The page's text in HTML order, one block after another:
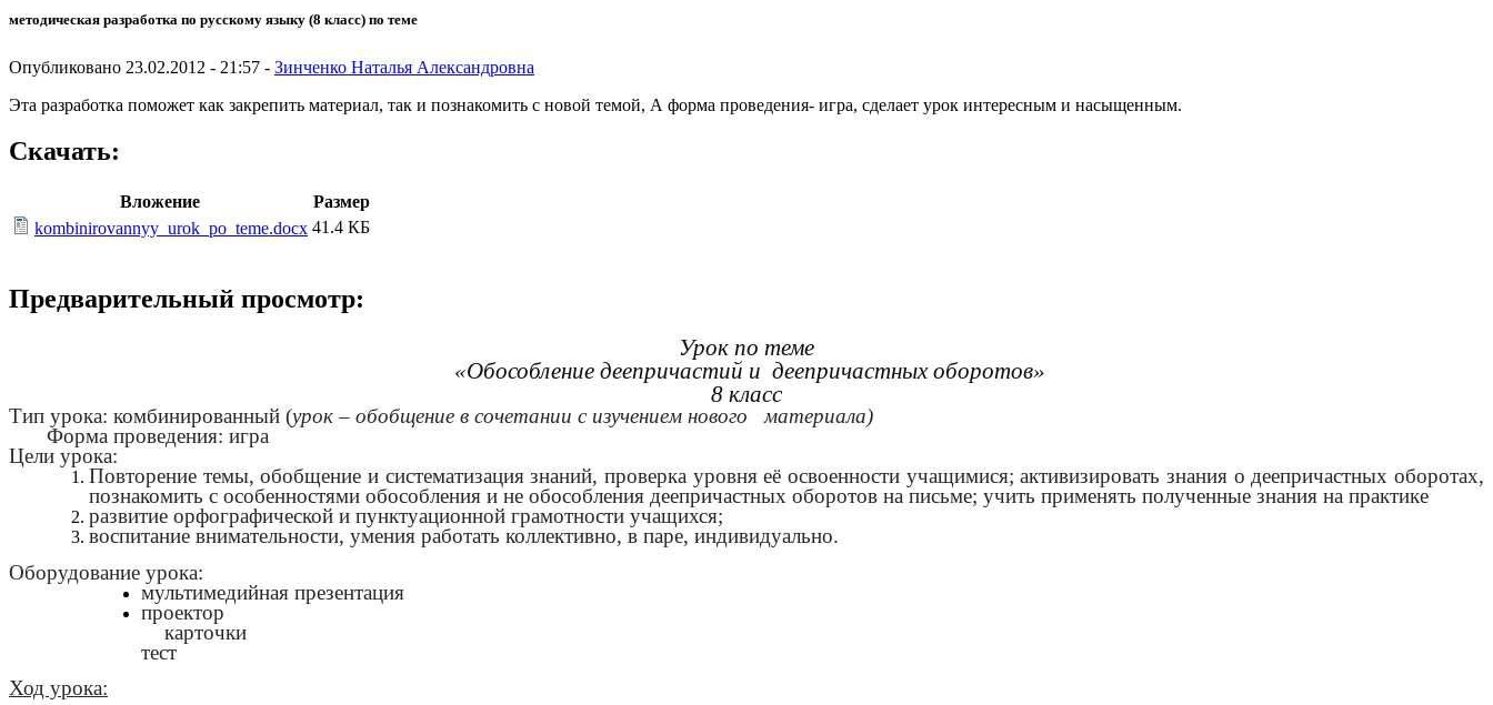
методическая разработка по русскому языку (8 класс) по теме
Опубликовано 23.02.2012 - 21:57 - Зинченко Наталья Александровна
Эта разработка поможет как закрепить материал, так и познакомить с новой темой, А форма проведения- игра, сделает урок интересным и насыщенным.
Скачать:
Вложение
Размер
kombinirovannyy_urok_po_teme.docx 41.4 КБ
Предварительный просмотр:
Урок по теме
«Обособление деепричастий и деепричастных оборотов»
8 класс
Тип урока: комбинированный (урок – обобщение в сочетании с изучением нового материала)
Форма проведения: игра
Цели урока:
Повторение темы, обобщение и систематизация знаний, проверка уровня её освоенности учащимися; активизировать знания о деепричастных оборотах,
познакомить с особенностями обособления и не обособления деепричастных оборотов на письме; учить применять полученные знания на практике
развитие орфографической и пунктуационной грамотности учащихся;
воспитание внимательности, умения работать коллективно, в паре, индивидуально.
Оборудование урока:
мультимедийная презентация
проектор
карточки
тест
Ход урока: